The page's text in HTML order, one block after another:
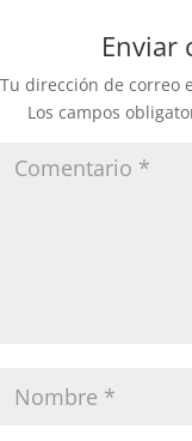
Enviar
Tu dirección de correo
Los campos